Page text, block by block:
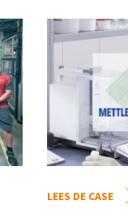
LEES DE CASE